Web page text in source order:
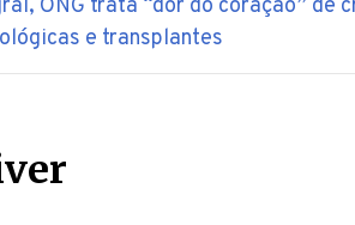
e transplantes